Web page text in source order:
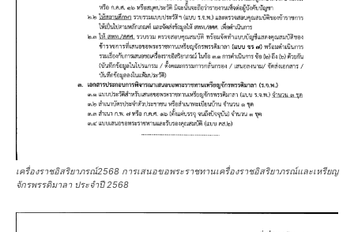
เครื่องราชอิสริยาภรณ์2568 การเสนอขอพระราชทานเครื่องราชอิสริยาภรณ์และเหรียญ
จักรพรรดิมาลา ประจำปี 2568